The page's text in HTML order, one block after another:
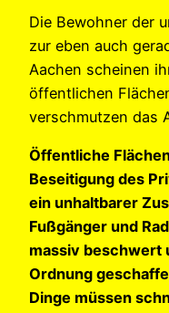
Die Bewohner der
zur eben auch
Aachen scheinen
öffentlichen
verschmutzen das
Öffentliche
Beseitigung des
ein unhaltbarer
Fußgänger und
massiv beschwert
Ordnung
Dinge müssen